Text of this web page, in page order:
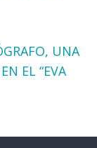
UNA
EL “EVA